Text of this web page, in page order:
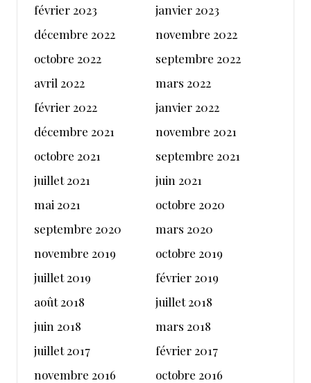
février 2023
janvier 2023
décembre 2022
novembre 2022
octobre 2022
septembre 2022
avril 2022
mars 2022
février 2022
janvier 2022
décembre 2021
novembre 2021
octobre 2021
septembre 2021
juillet 2021
juin 2021
mai 2021
octobre 2020
septembre 2020
mars 2020
novembre 2019
octobre 2019
juillet 2019
février 2019
août 2018
juillet 2018
juin 2018
mars 2018
juillet 2017
février 2017
novembre 2016
octobre 2016